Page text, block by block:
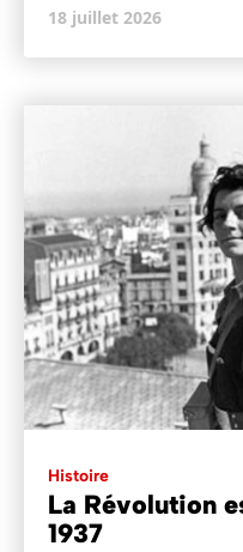
18 juillet 2026
Histoire
La Révolution
1937